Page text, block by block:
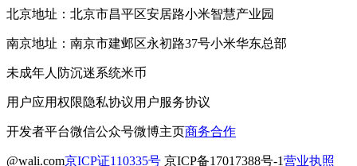
北京地址：北京市昌平区安居路小米智慧产业园
南京地址：南京市建邺区永初路37号小米华东总部
未成年人防沉迷系统米币
用户应用权限隐私协议用户服务协议
开发者平台微信公众号微博主页商务合作
@wali.com京ICP证110335号 京ICP备17017388号-1营业执照